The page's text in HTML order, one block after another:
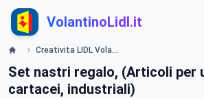
VolantinoLidl.it
Creativita LIDL Volantino Offerte e Promozioni - Offerte valide dal 23 luglio 2015 Lidl
Set nastri regalo, (Articoli per
cartacei, industriali)